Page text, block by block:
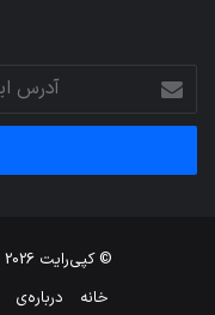
آدرس
ایمیل
خود
وارد
© کپی‌رایت 2026
خانه
درباره‌ی